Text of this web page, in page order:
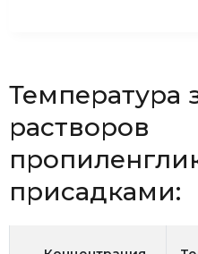
Температура
растворов
присадками: